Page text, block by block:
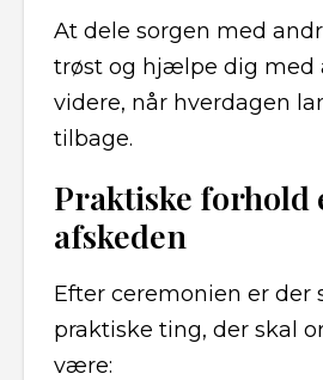
At dele sorgen med
trøst og hjælpe dig med
videre, når hverdagen
tilbage.
Praktiske forhold
afskeden
Efter ceremonien er der
praktiske ting, der skal
være: